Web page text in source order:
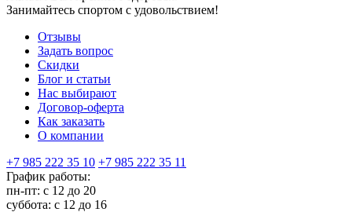
Занимайтесь спортом с удовольствием!
Отзывы
Задать вопрос
Скидки
Блог и статьи
Нас выбирают
Договор-оферта
Как заказать
О компании
+7 985 222 35 10 +7 985 222 35 11
График работы:
пн-пт: с 12 до 20
суббота: c 12 до 16